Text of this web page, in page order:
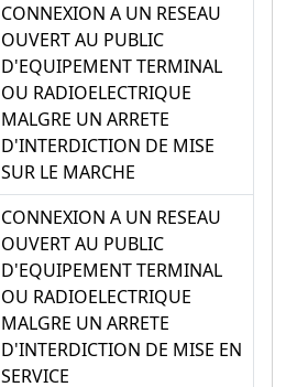
CONNEXION A UN RESEAU
OUVERT AU PUBLIC
D'EQUIPEMENT TERMINAL
OU RADIOELECTRIQUE
MALGRE UN ARRETE
D'INTERDICTION DE MISE
SUR LE MARCHE
CONNEXION A UN RESEAU
OUVERT AU PUBLIC
D'EQUIPEMENT TERMINAL
OU RADIOELECTRIQUE
MALGRE UN ARRETE
D'INTERDICTION DE MISE EN
SERVICE